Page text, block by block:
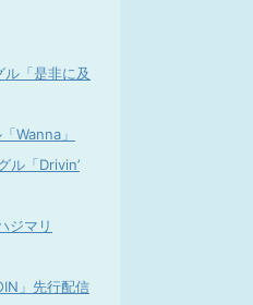
「是非に及
Wanna」
ル「Drivin’
ジマリ
」先行配信